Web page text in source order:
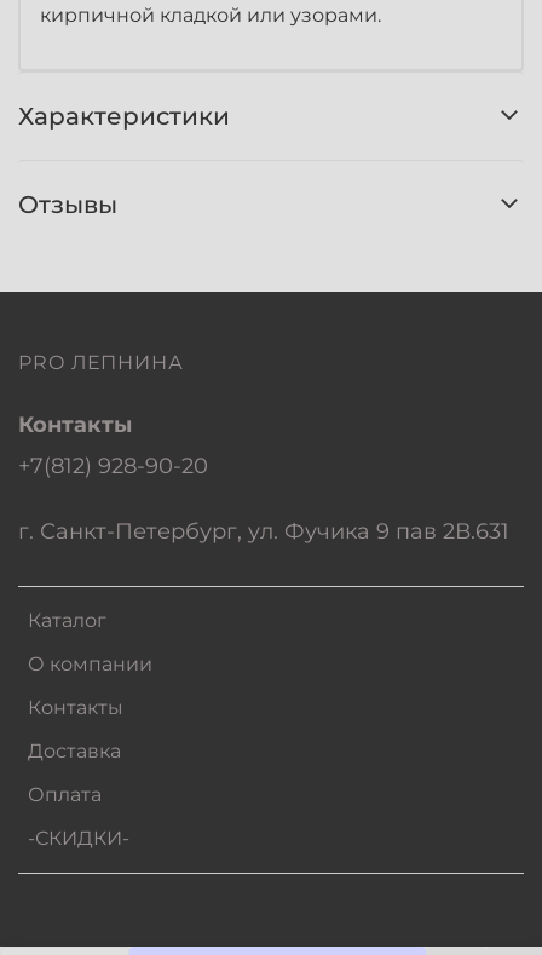
кирпичной кладкой или узорами.
Характеристики
Отзывы
PRO ЛЕПНИНА
Каталог
О компании
Контакты
Доставка
Оплата
-СКИДКИ-
Контакты
+7(812) 928-90-20
г. Санкт-Петербург, ул. Фучика 9 пав 2В.631